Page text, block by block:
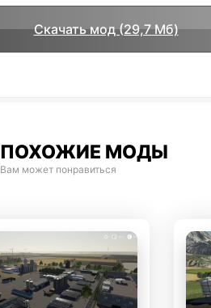
Скачать мод (29,7 Мб)
ПОХОЖИЕ МОДЫ
Вам может понравиться